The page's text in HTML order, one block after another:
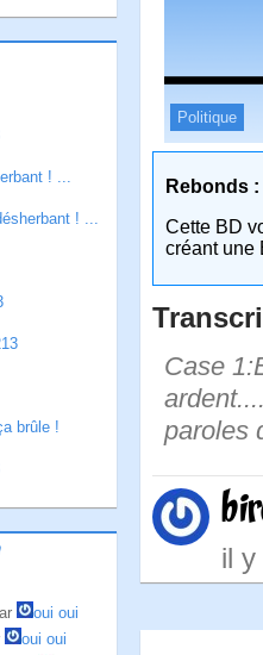
! ...
! ...
brûle !
oui oui
oui oui
Politique
Rebonds :
Cette BD
créant une
Case
paroles
il y